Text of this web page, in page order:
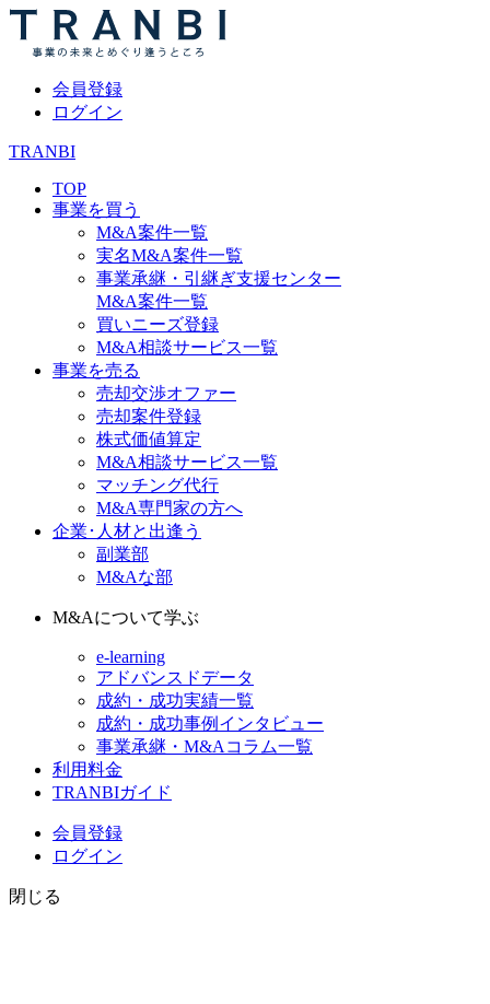
会員登録
ログイン
TRANBI
TOP
事業を買う
M&A案件一覧
実名M&A案件一覧
事業承継・引継ぎ支援センター
M&A案件一覧
買いニーズ登録
M&A相談サービス一覧
事業を売る
売却交渉オファー
売却案件登録
株式価値算定
M&A相談サービス一覧
マッチング代行
M&A専門家の方へ
企業･人材と出逢う
副業部
M&Aな部
M&Aについて学ぶ
e-learning
アドバンスドデータ
成約・成功実績一覧
成約・成功事例インタビュー
事業承継・M&Aコラム一覧
利用料金
TRANBIガイド
会員登録
ログイン
閉じる